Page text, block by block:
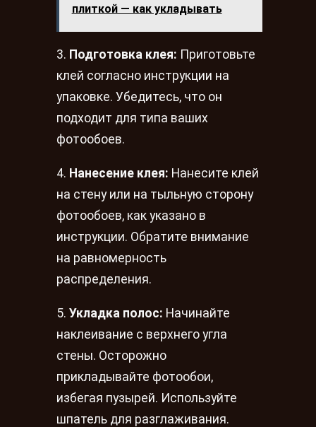
плиткой — как укладывать
3. Подготовка клея: Приготовьте
клей согласно инструкции на
упаковке. Убедитесь, что он
подходит для типа ваших
фотообоев.
4. Нанесение клея: Нанесите клей
на стену или на тыльную сторону
фотообоев, как указано в
инструкции. Обратите внимание
на равномерность
распределения.
5. Укладка полос: Начинайте
наклеивание с верхнего угла
стены. Осторожно
прикладывайте фотообои,
избегая пузырей. Используйте
шпатель для разглаживания.